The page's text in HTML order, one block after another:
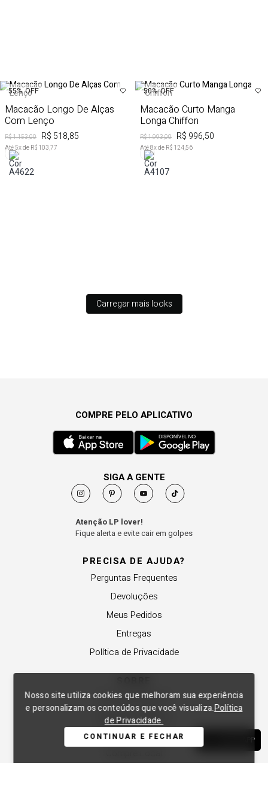
WHATSAPP
Nosso site utiliza cookies que melhoram sua experiência
e personalizam os conteúdos que você visualiza.Política
de Privacidade.
CONTINUAR E FECHAR
55% OFF
Macacão Longo De Alças
Com Lenço
R$ 1.153,00 R$ 518,85
Até5x de R$ 103,77
50% OFF
Macacão Curto Manga
Longa Chiffon
R$ 1.993,00 R$ 996,50
Até8x de R$ 124,56
Carregar mais looks
PRECISA DE AJUDA?
Perguntas Frequentes
Devoluções
Meus Pedidos
Entregas
Política de Privacidade
A Lança Perfume
Revender a Marca
Trabalhe Conosco
COMPRE PELO APLICATIVO
SIGA A GENTE
Atenção LP lover!
Fique alerta e evite cair em golpes